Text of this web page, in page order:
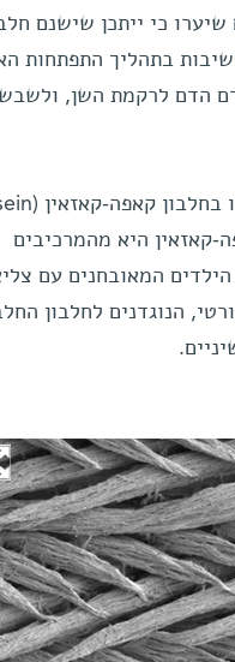
כי ייתכן שישנם
בתהליך התפתחות
הדם לרקמת השן,
קאזאין היא מהמרכיבים
המאובחנים עם
הנוגדנים לחלבון